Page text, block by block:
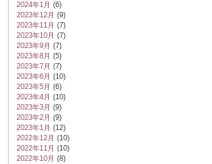
2024年1月 (6)
2023年12月 (9)
2023年11月 (7)
2023年10月 (7)
2023年9月 (7)
2023年8月 (5)
2023年7月 (7)
2023年6月 (10)
2023年5月 (6)
2023年4月 (10)
2023年3月 (9)
2023年2月 (9)
2023年1月 (12)
2022年12月 (10)
2022年11月 (10)
2022年10月 (8)